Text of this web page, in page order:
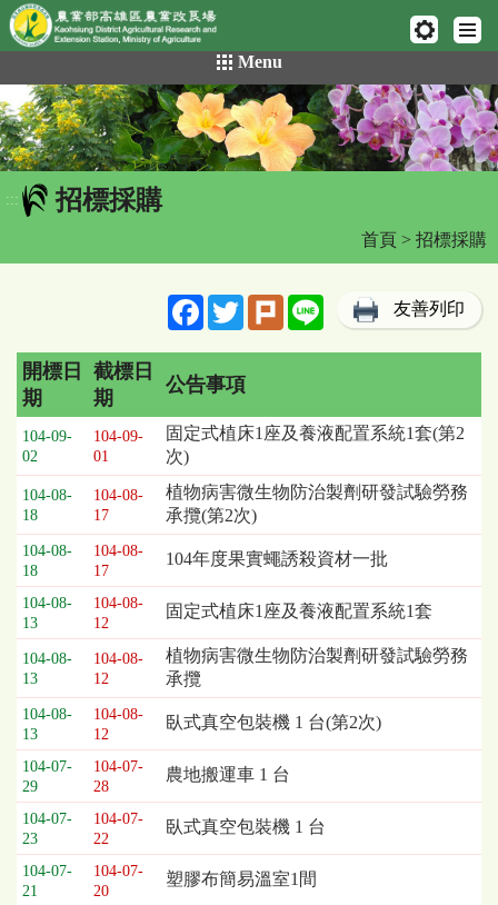
網頁置頂
到
主
要
內
容
區
Menu
::: 招標採購
首頁 > 招標採購
FacebookTwitterPlurk Line 友善列印
招
標
採
購
列
表，
欄
位
依
序
為：
開
標
日
期、
截
標
日
期、
公
告
開標日
期
截標日
期
公告事項
104-09-
02
104-09-
01
固定式植床1座及養液配置系統1套(第2
次)
104-08-
18
104-08-
17
植物病害微生物防治製劑研發試驗勞務
承攬(第2次)
104-08-
18
104-08-
17
104年度果實蠅誘殺資材一批
104-08-
13
104-08-
12
固定式植床1座及養液配置系統1套
104-08-
13
104-08-
12
植物病害微生物防治製劑研發試驗勞務
承攬
104-08-
13
104-08-
12
臥式真空包裝機 1 台(第2次)
104-07-
29
104-07-
28
農地搬運車 1 台
104-07-
23
104-07-
22
臥式真空包裝機 1 台
104-07-
21
104-07-
20
塑膠布簡易溫室1間